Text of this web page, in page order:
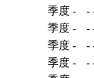
季度 - -
季度 - -
季度 - -
季度 - -